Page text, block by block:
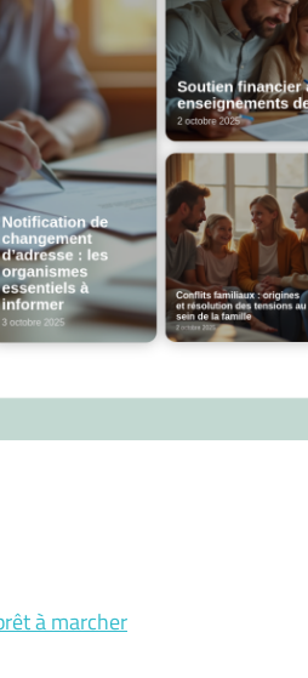
à marcher